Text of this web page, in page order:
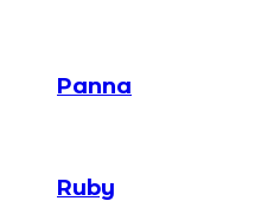
Panna
Ruby